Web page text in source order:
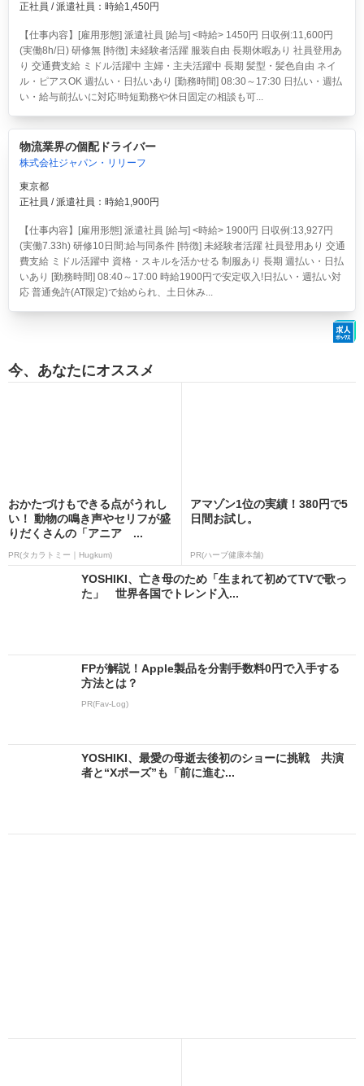
正社員 / 派遣社員：時給1,450円
【仕事内容】[雇用形態] 派遣社員 [給与] <時給> 1450円 日収例:11,600円
(実働8h/日) 研修無 [特徴] 未経験者活躍 服装自由 長期休暇あり 社員登用あ
り 交通費支給 ミドル活躍中 主婦・主夫活躍中 長期 髪型・髪色自由 ネイ
ル・ピアスOK 週払い・日払いあり [勤務時間] 08:30～17:30 日払い・週払
い・給与前払いに対応!時短勤務や休日固定の相談も可...
物流業界の個配ドライバー
株式会社ジャパン・リリーフ
東京都
正社員 / 派遣社員：時給1,900円
【仕事内容】[雇用形態] 派遣社員 [給与] <時給> 1900円 日収例:13,927円
(実働7.33h) 研修10日間:給与同条件 [特徴] 未経験者活躍 社員登用あり 交通
費支給 ミドル活躍中 資格・スキルを活かせる 制服あり 長期 週払い・日払
いあり [勤務時間] 08:40～17:00 時給1900円で安定収入!日払い・週払い対
応 普通免許(AT限定)で始められ、土日休み...
今、あなたにオススメ
おかたづけもできる点がうれし
い！ 動物の鳴き声やセリフが盛
りだくさんの「アニア ...
PR(タカラトミー｜Hugkum)
アマゾン1位の実績！380円で5
日間お試し。
PR(ハーブ健康本舗)
YOSHIKI、亡き母のため「生まれて初めてTVで歌っ
た」 世界各国でトレンド入...
FPが解説！Apple製品を分割手数料0円で入手する
方法とは？
PR(Fav-Log)
YOSHIKI、最愛の母逝去後初のショーに挑戦 共演
者と“Xポーズ”も「前に進む...